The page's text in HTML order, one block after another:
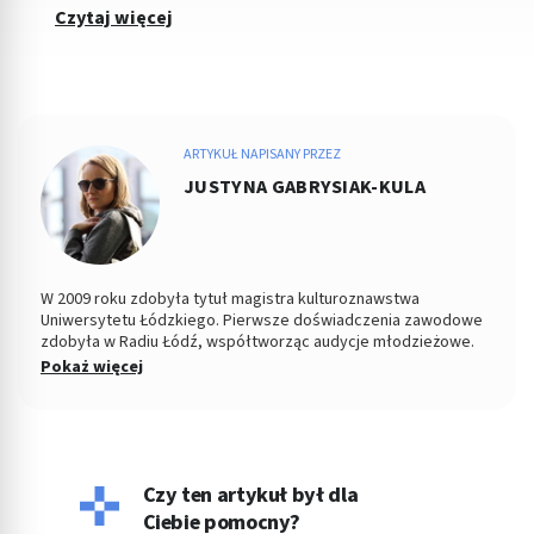
Czytaj więcej
ARTYKUŁ NAPISANY PRZEZ
JUSTYNA GABRYSIAK-KULA
W 2009 roku zdobyła tytuł magistra kulturoznawstwa
Uniwersytetu Łódzkiego. Pierwsze doświadczenia zawodowe
zdobyła w Radiu Łódź, współtworząc audycje młodzieżowe.
Od kilku lat pracuje jako copywriter, specjalizując się w
Pokaż więcej
Czy ten artykuł był dla
Ciebie pomocny?